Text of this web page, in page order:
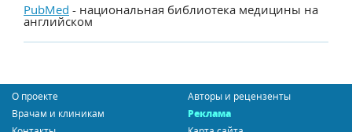
PubMed - национальная библиотека медицины на
английском
О проекте
Авторы и рецензенты
Врачам и клиникам
Реклама